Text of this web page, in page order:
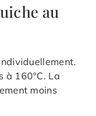
au
à 160°C. La
moins